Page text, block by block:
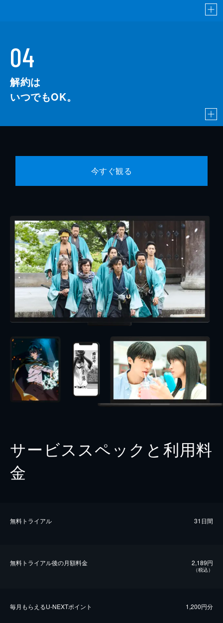
04
解約は
いつでもOK。
今すぐ観る
サービススペックと利用料
金
無料トライアル 31日間
無料トライアル後の⽉額料金 2,189円
（税込）
毎⽉もらえるU-NEXTポイント 1,200円分